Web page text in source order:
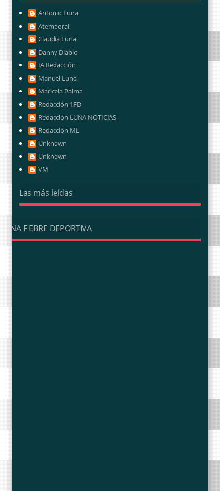
Antonio Luna
Atemporal
Claudia Luna
Danny Diablo
IA Redacción
Manuel Luna
Maricela Palma
Redacción 1FD
Redacción LUNA NOTICIAS
Redacción ML
Unknown
Unknown
VM
Las más leídas
UNA FIEBRE DEPORTIVA